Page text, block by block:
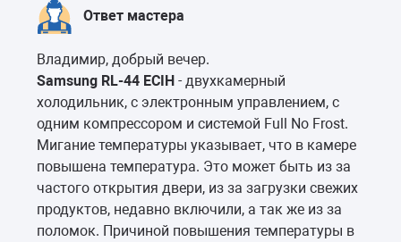
Ответ мастера
Владимир, добрый вечер.
Samsung RL-44 ECIH - двухкамерный
холодильник, с электронным управлением, с
одним компрессором и системой Full No Frost.
Мигание температуры указывает, что в камере
повышена температура. Это может быть из за
частого открытия двери, из за загрузки свежих
продуктов, недавно включили, а так же из за
поломок. Причиной повышения температуры в